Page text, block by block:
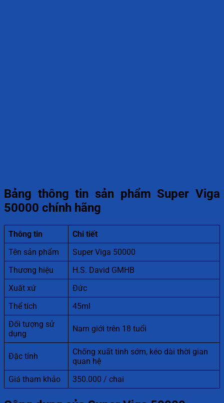
Bảng thông tin sản phẩm Super Viga
50000 chính hãng
Thông tin
Chi tiết
Tên sản phẩm
Super Viga 50000
Thương hiệu
H.S. David GMHB
Xuất xứ
Đức
Thể tích
45ml
Đối tượng sử
dụng
Nam giới trên 18 tuổi
Đặc tính
Chống xuất tinh sớm, kéo dài thời gian
quan hệ
Giá tham khảo
350.000 / chai